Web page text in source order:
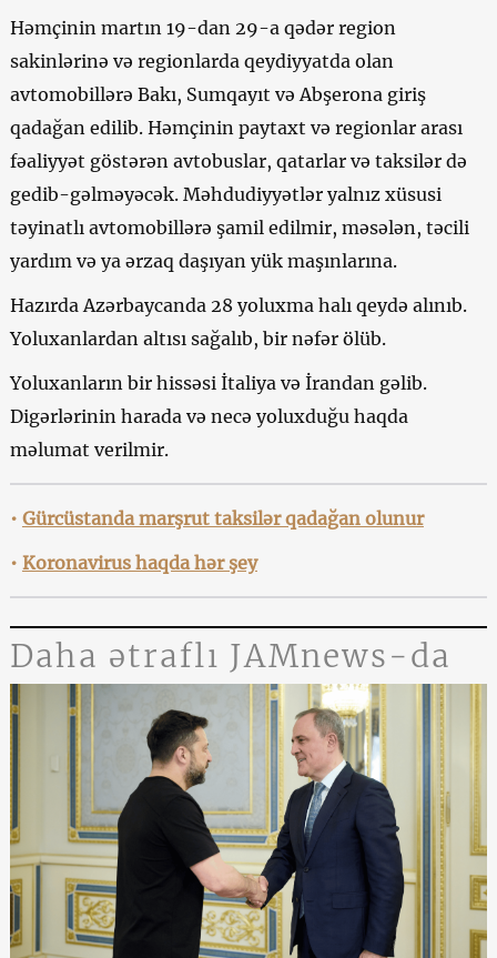
Həmçinin martın 19-dan 29-a qədər region
sakinlərinə və regionlarda qeydiyyatda olan
avtomobillərə Bakı, Sumqayıt və Abşerona giriş
qadağan edilib. Həmçinin paytaxt və regionlar arası
fəaliyyət göstərən avtobuslar, qatarlar və taksilər də
gedib-gəlməyəcək. Məhdudiyyətlər yalnız xüsusi
təyinatlı avtomobillərə şamil edilmir, məsələn, təcili
yardım və ya ərzaq daşıyan yük maşınlarına.
Hazırda Azərbaycanda 28 yoluxma halı qeydə alınıb.
Yoluxanlardan altısı sağalıb, bir nəfər ölüb.
Yoluxanların bir hissəsi İtaliya və İrandan gəlib.
Digərlərinin harada və necə yoluxduğu haqda
məlumat verilmir.
• Gürcüstanda marşrut taksilər qadağan olunur
• Koronavirus haqda hər şey
Daha ətraflı JAMnews-da